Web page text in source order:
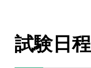
試験日程